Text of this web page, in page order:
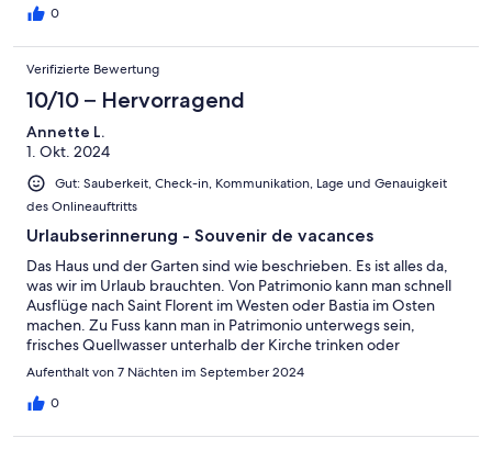
0
Verifizierte Bewertung
10/10 – Hervorragend
Annette L.
1. Okt. 2024
Gut: Sauberkeit, Check-in, Kommunikation, Lage und Genauigkeit
des Onlineauftritts
Urlaubserinnerung - Souvenir de vacances
Das Haus und der Garten sind wie beschrieben. Es ist alles da,
was wir im Urlaub brauchten. Von Patrimonio kann man schnell
Ausflüge nach Saint Florent im Westen oder Bastia im Osten
machen. Zu Fuss kann man in Patrimonio unterwegs sein,
frisches Quellwasser unterhalb der Kirche trinken oder
verschiedene Weingüter besuchen Antonia und Alain sind sehr
freundlich und hilfsbereit. Wir haben eine sehr schöne Zeit bei
den Gastgebern Antonia und Alain verbracht. La maison et le
Aufenthalt von 7 Nächten im September 2024
0